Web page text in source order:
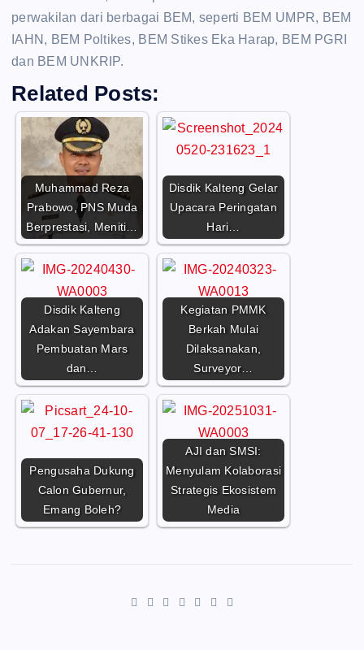
perwakilan dari berbagai BEM, seperti BEM UMPR, BEM
IAHN, BEM Poltikes, BEM Stikes Eka Harap, BEM PGRI
dan BEM UNKRIP.
Related Posts:
Muhammad Reza
Prabowo, PNS Muda
Berprestasi, Meniti…
Disdik Kalteng Gelar
Upacara Peringatan
Hari…
Disdik Kalteng
Adakan Sayembara
Pembuatan Mars
dan…
Kegiatan PMMK
Berkah Mulai
Dilaksanakan,
Surveyor…
Pengusaha Dukung
Calon Gubernur,
Emang Boleh?
AJI dan SMSI:
Menyulam Kolaborasi
Strategis Ekosistem
Media